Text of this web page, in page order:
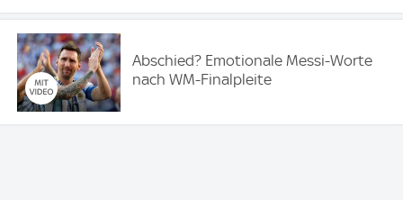
Abschied? Emotionale Messi-Worte
nach WM-Finalpleite